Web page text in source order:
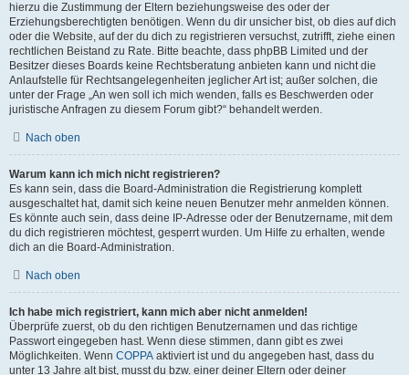
hierzu die Zustimmung der Eltern beziehungsweise des oder der
Erziehungsberechtigten benötigen. Wenn du dir unsicher bist, ob dies auf dich
oder die Website, auf der du dich zu registrieren versuchst, zutrifft, ziehe einen
rechtlichen Beistand zu Rate. Bitte beachte, dass phpBB Limited und der
Besitzer dieses Boards keine Rechtsberatung anbieten kann und nicht die
Anlaufstelle für Rechtsangelegenheiten jeglicher Art ist; außer solchen, die
unter der Frage „An wen soll ich mich wenden, falls es Beschwerden oder
juristische Anfragen zu diesem Forum gibt?“ behandelt werden.
Nach oben
Warum kann ich mich nicht registrieren?
Es kann sein, dass die Board-Administration die Registrierung komplett
ausgeschaltet hat, damit sich keine neuen Benutzer mehr anmelden können.
Es könnte auch sein, dass deine IP-Adresse oder der Benutzername, mit dem
du dich registrieren möchtest, gesperrt wurden. Um Hilfe zu erhalten, wende
dich an die Board-Administration.
Nach oben
Ich habe mich registriert, kann mich aber nicht anmelden!
Überprüfe zuerst, ob du den richtigen Benutzernamen und das richtige
Passwort eingegeben hast. Wenn diese stimmen, dann gibt es zwei
Möglichkeiten. Wenn COPPA aktiviert ist und du angegeben hast, dass du
unter 13 Jahre alt bist, musst du bzw. einer deiner Eltern oder deiner